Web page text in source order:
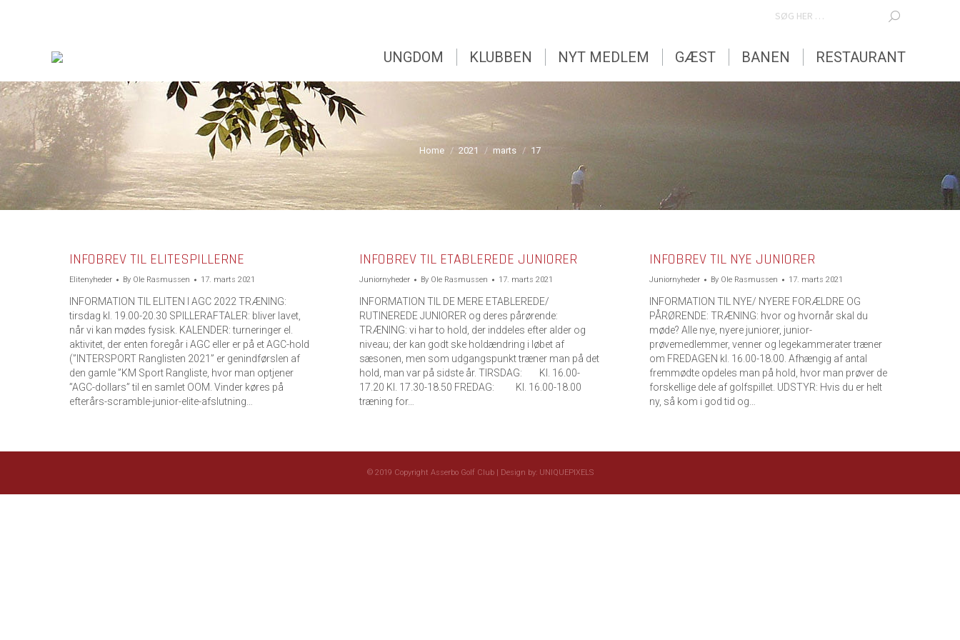
SEARCH:
UNGDOM KLUBBEN NYT MEDLEM GÆST BANEN RESTAURANT
You are here:
Home 2021 marts 17
INFOBREV TIL ELITESPILLERNE
Elitenyheder By Ole Rasmussen 17. marts 2021
INFORMATION TIL ELITEN I AGC 2022 TRÆNING:
tirsdag kl. 19.00-20.30 SPILLERAFTALER: bliver lavet,
når vi kan mødes fysisk. KALENDER: turneringer el.
aktivitet, der enten foregår i AGC eller er på et AGC-hold
(”INTERSPORT Ranglisten 2021” er genindførslen af
den gamle ”KM Sport Rangliste, hvor man optjener
”AGC-dollars” til en samlet OOM. Vinder køres på
efterårs-scramble-junior-elite-afslutning…
INFOBREV TIL ETABLEREDE JUNIORER
Juniornyheder By Ole Rasmussen 17. marts 2021
INFORMATION TIL DE MERE ETABLEREDE/
RUTINEREDE JUNIORER og deres pårørende:
TRÆNING: vi har to hold, der inddeles efter alder og
niveau; der kan godt ske holdændring i løbet af
sæsonen, men som udgangspunkt træner man på det
hold, man var på sidste år. TIRSDAG: Kl. 16.00-
17.20 Kl. 17.30-18.50 FREDAG: Kl. 16.00-18.00
træning for…
INFOBREV TIL NYE JUNIORER
Juniornyheder By Ole Rasmussen 17. marts 2021
INFORMATION TIL NYE/ NYERE FORÆLDRE OG
PÅRØRENDE: TRÆNING: hvor og hvornår skal du
møde? Alle nye, nyere juniorer, junior-
prøvemedlemmer, venner og legekammerater træner
om FREDAGEN kl. 16.00-18.00. Afhængig af antal
fremmødte opdeles man på hold, hvor man prøver de
forskellige dele af golfspillet. UDSTYR: Hvis du er helt
ny, så kom i god tid og…
© 2019 Copyright Asserbo Golf Club | Design by: UNIQUEPIXELS
BANEN RESTAURANT